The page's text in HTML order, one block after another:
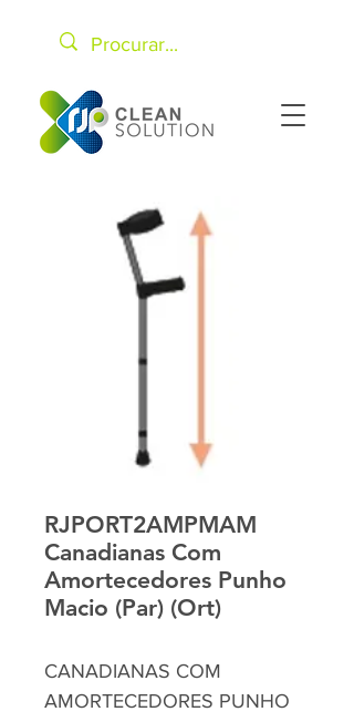
RJPORT2AMPMAM
Canadianas Com
Amortecedores Punho
Macio (Par) (Ort)
CANADIANAS COM
AMORTECEDORES PUNHO